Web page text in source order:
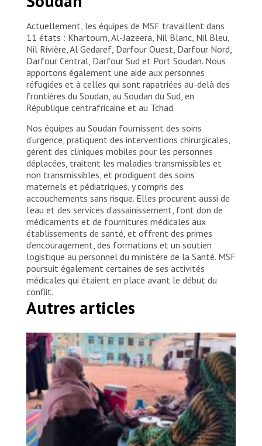
Actuellement, les équipes de MSF travaillent dans
11 états : Khartoum, Al-Jazeera, Nil Blanc, Nil Bleu,
Nil Rivière, Al Gedaref, Darfour Ouest, Darfour Nord,
Darfour Central, Darfour Sud et Port Soudan. Nous
apportons également une aide aux personnes
réfugiées et à celles qui sont rapatriées au-delà des
frontières du Soudan, au Soudan du Sud, en
République centrafricaine et au Tchad.
Nos équipes au Soudan fournissent des soins
d’urgence, pratiquent des interventions chirurgicales,
gèrent des cliniques mobiles pour les personnes
déplacées, traitent les maladies transmissibles et
non transmissibles, et prodiguent des soins
maternels et pédiatriques, y compris des
accouchements sans risque. Elles procurent aussi de
l’eau et des services d’assainissement, font don de
médicaments et de fournitures médicales aux
établissements de santé, et offrent des primes
d’encouragement, des formations et un soutien
logistique au personnel du ministère de la Santé. MSF
poursuit également certaines de ses activités
médicales qui étaient en place avant le début du
conflit.
Autres articles